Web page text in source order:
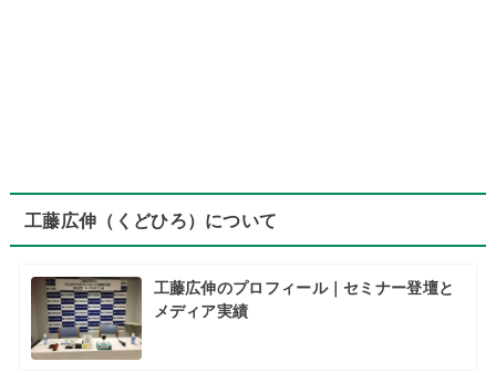
工藤広伸（くどひろ）について
工藤広伸のプロフィール｜セミナー登壇と
メディア実績